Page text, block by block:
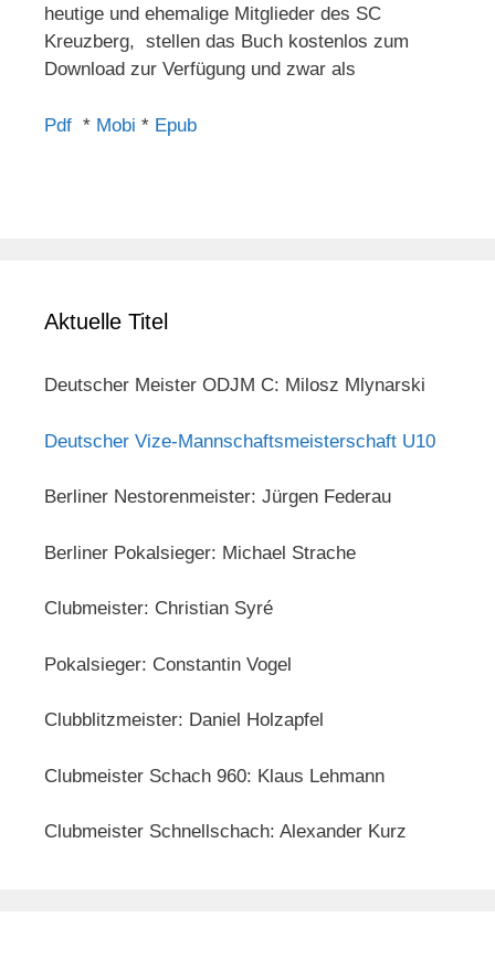
heutige und ehemalige Mitglieder des SC
Kreuzberg, stellen das Buch kostenlos zum
Download zur Verfügung und zwar als
Pdf * Mobi * Epub
Aktuelle Titel
Deutscher Meister ODJM C: Milosz Mlynarski
Deutscher Vize-Mannschaftsmeisterschaft U10
Berliner Nestorenmeister: Jürgen Federau
Berliner Pokalsieger: Michael Strache
Clubmeister: Christian Syré
Pokalsieger: Constantin Vogel
Clubblitzmeister: Daniel Holzapfel
Clubmeister Schach 960: Klaus Lehmann
Clubmeister Schnellschach: Alexander Kurz